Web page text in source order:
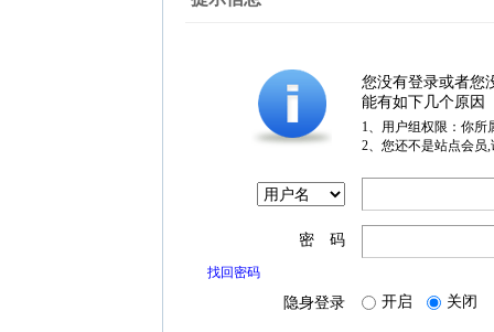
您没有登录或者您
能有如下几个原因
1、用户组权限：你所
2、您还不是站点会员
密 码
找回密码
隐身登录 开启 关闭